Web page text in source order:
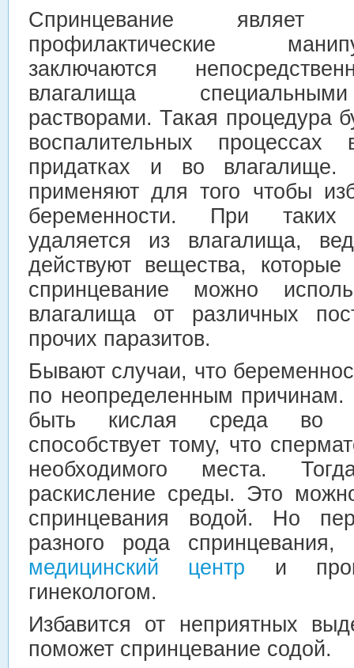
Спринцевание
профилактические
заключаются
влагалища
растворами. Такая процедура
воспалительных
придатках и во влагалище.
применяют для того чтобы
беременности. При
удаляется из влагалища,
действуют вещества,
спринцевание можно
влагалища от различных
прочих паразитов.
Бывают случаи, что
по неопределенным причинам.
быть кислая среда во
способствует тому, что
необходимого места.
раскисление среды. Это
спринцевания водой. Но
разного рода спринцевания,
медицинский центр и
гинекологом.
Избавится от неприятных
поможет спринцевание содой.